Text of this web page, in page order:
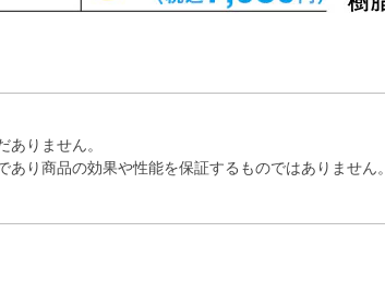
ありません。
り商品の効果や性能を保証するものではありません。